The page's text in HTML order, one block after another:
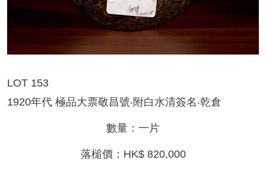
LOT 153
1920年代 極品大票敬昌號‧附白水清簽名‧乾倉
數量：一片
落槌價：HK$ 820,000